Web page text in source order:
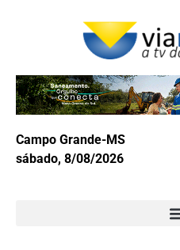
Campo Grande-MS
sábado, 8/08/2026